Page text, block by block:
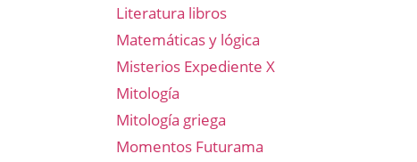
Literatura libros
Matemáticas y lógica
Misterios Expediente X
Mitología
Mitología griega
Momentos Futurama